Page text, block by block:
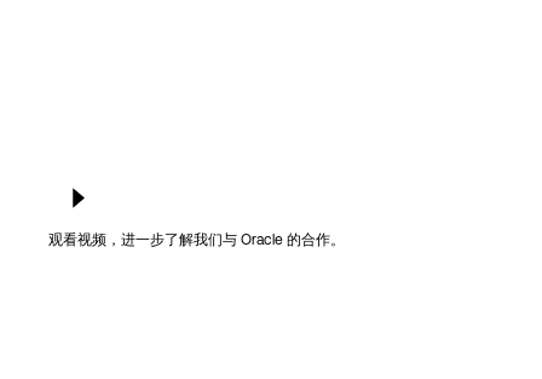
观看视频，进一步了解我们与 Oracle 的合作。